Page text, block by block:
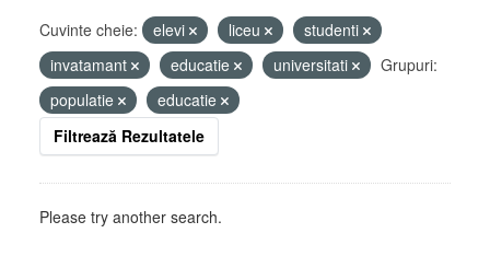
Cuvinte cheie: elevi liceu
studenti
invatamant
educatie universitati
Grupuri:
populatie
educatie
Filtrează Rezultatele
Please try another search.